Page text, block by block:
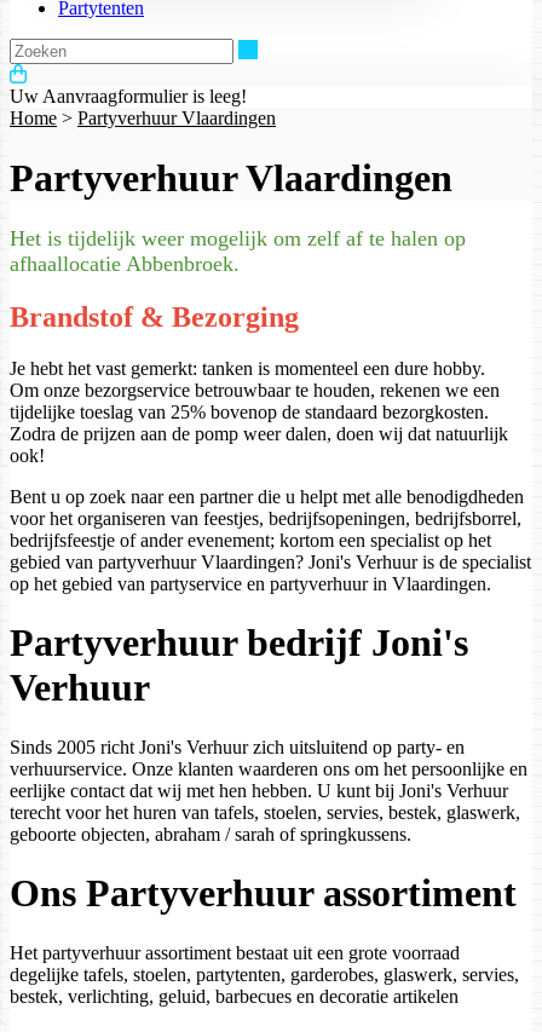
Partytenten
Uw Aanvraagformulier is leeg!
Home > Partyverhuur Vlaardingen
Partyverhuur Vlaardingen
Het is tijdelijk weer mogelijk om zelf af te halen op
afhaallocatie Abbenbroek.
Brandstof & Bezorging
Je hebt het vast gemerkt: tanken is momenteel een dure hobby.
Om onze bezorgservice betrouwbaar te houden, rekenen we een
tijdelijke toeslag van 25% bovenop de standaard bezorgkosten.
Zodra de prijzen aan de pomp weer dalen, doen wij dat natuurlijk
ook!
Bent u op zoek naar een partner die u helpt met alle benodigdheden
voor het organiseren van feestjes, bedrijfsopeningen, bedrijfsborrel,
bedrijfsfeestje of ander evenement; kortom een specialist op het
gebied van partyverhuur Vlaardingen? Joni's Verhuur is de specialist
op het gebied van partyservice en partyverhuur in Vlaardingen.
Partyverhuur bedrijf Joni's
Verhuur
Sinds 2005 richt Joni's Verhuur zich uitsluitend op party- en
verhuurservice. Onze klanten waarderen ons om het persoonlijke en
eerlijke contact dat wij met hen hebben. U kunt bij Joni's Verhuur
terecht voor het huren van tafels, stoelen, servies, bestek, glaswerk,
geboorte objecten, abraham / sarah of springkussens.
Ons Partyverhuur assortiment
Het partyverhuur assortiment bestaat uit een grote voorraad
degelijke tafels, stoelen, partytenten, garderobes, glaswerk, servies,
bestek, verlichting, geluid, barbecues en decoratie artikelen